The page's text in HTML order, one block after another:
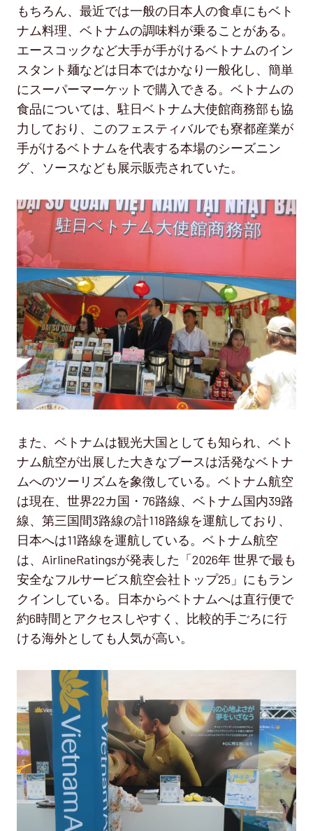
もちろん、最近では一般の日本人の食卓にもベト
ナム料理、ベトナムの調味料が乗ることがある。
エースコックなど大手が手がけるベトナムのイン
スタント麺などは日本ではかなり一般化し、簡単
にスーパーマーケットで購入できる。ベトナムの
食品については、駐日ベトナム大使館商務部も協
力しており、このフェスティバルでも寮都産業が
手がけるベトナムを代表する本場のシーズニン
グ、ソースなども展示販売されていた。
また、ベトナムは観光大国としても知られ、ベト
ナム航空が出展した大きなブースは活発なベトナ
ムへのツーリズムを象徴している。ベトナム航空
は現在、世界22カ国・76路線、ベトナム国内39路
線、第三国間3路線の計118路線を運航しており、
日本へは11路線を運航している。ベトナム航空
は、AirlineRatingsが発表した「2026年 世界で最も
安全なフルサービス航空会社トップ25」にもラン
クインしている。日本からベトナムへは直行便で
約6時間とアクセスしやすく、比較的手ごろに行
ける海外としても人気が高い。